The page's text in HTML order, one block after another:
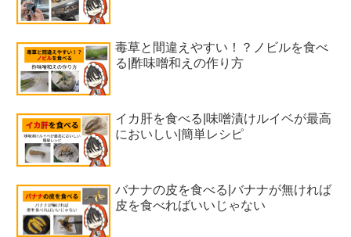
毒草と間違えやすい！？ノビルを食べ
る|酢味噌和えの作り方
イカ肝を食べる|味噌漬けルイベが最高
においしい|簡単レシピ
バナナの皮を食べる|バナナが無ければ
皮を食べればいいじゃない